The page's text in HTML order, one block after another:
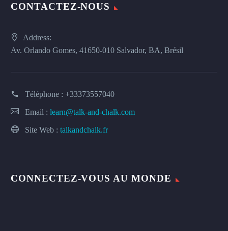
CONTACTEZ-NOUS
Address:
Av. Orlando Gomes, 41650-010 Salvador, BA, Brésil
Téléphone : +33373557040
Email : learn@talk-and-chalk.com
Site Web : talkandchalk.fr
CONNECTEZ-VOUS AU MONDE